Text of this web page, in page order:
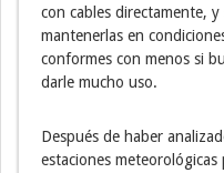
con cables directamente,
mantenerlas en
conformes con menos si
darle mucho uso.
Después de haber
estaciones meteorológicas